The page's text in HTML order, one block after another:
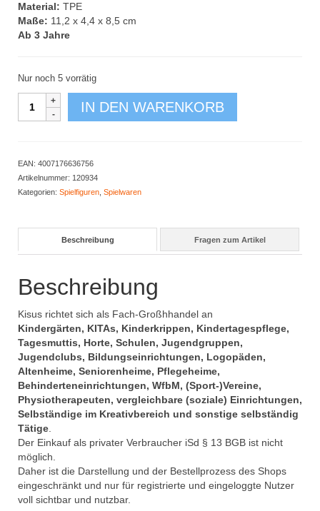
Material: TPE
Maße: 11,2 x 4,4 x 8,5 cm
Ab 3 Jahre
Nur noch 5 vorrätig
Spielfigur
IN DEN WARENKORB
EAN: 4007176636756
Artikelnummer: 120934
Kategorien: Spielfiguren Spielwaren
Beschreibung Fragen zum Artikel
Beschreibung
Kisus richtet sich als Fach-Großhhandel an
Kindergärten, KITAs, Kinderkrippen, Kindertagespflege,
Tagesmuttis, Horte, Schulen, Jugendgruppen,
Jugendclubs, Bildungseinrichtungen, Logopäden,
Altenheime, Seniorenheime, Pflegeheime,
Behinderteneinrichtungen, WfbM, (Sport-)Vereine,
Physiotherapeuten, vergleichbare (soziale) Einrichtungen,
Selbständige im Kreativbereich und sonstige selbständig
Tätige.
Der Einkauf als privater Verbraucher iSd § 13 BGB ist nicht
möglich.
Daher ist die Darstellung und der Bestellprozess des Shops
eingeschränkt und nur für registrierte und eingeloggte Nutzer
voll sichtbar und nutzbar.